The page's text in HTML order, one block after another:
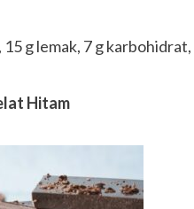
g lemak, 7 g
Hitam